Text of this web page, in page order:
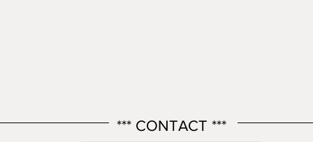
*** CONTACT ***